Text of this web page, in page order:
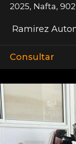
2025, Nafta,
Ramirez
Consultar